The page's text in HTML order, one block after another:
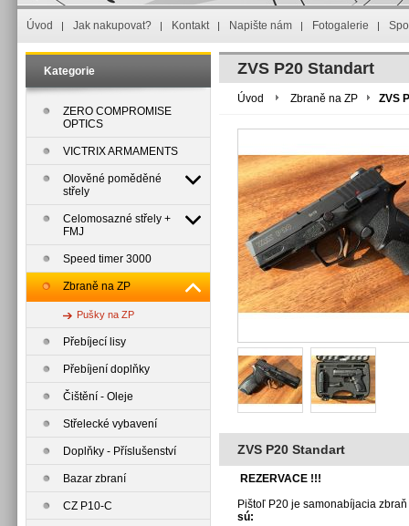
Úvod Jak nakupovat? Kontakt Napište nám Fotogalerie
Kategorie
ZERO COMPROMISE
OPTICS
VICTRIX ARMAMENTS
Olověné poměděné
střely
Celomosazné střely +
FMJ
Speed timer 3000
Zbraně na ZP
Pušky na ZP
Přebíjecí lisy
Přebíjení doplňky
Čištění - Oleje
Střelecké vybavení
Doplňky - Příslušenství
Bazar zbraní
CZ P10-C
ZVS P20 Standart
Úvod Zbraně na ZP ZVS
ZVS P20 Standart
REZERVACE !!!
Pištoľ P20 je samonabíjacia
sú: